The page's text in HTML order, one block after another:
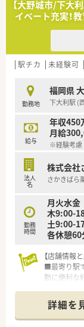
す。
■フォロー
高い対人
■地域に根
ーションを
【法人特徴
■福岡県を
安定した
す。
■全社員が
が常態化
■産休・育
利用して復
【求人情報に
■想定年収
経験やスキ
ベートの時
きます。
■最新の調
の対物業務
ます。
【大野城市/下大
イベート充実！
駅チカ 未経験可
勤務地
福岡県
下大利駅 (
給与
年収450
月給
※経験考慮
法人
名
株式会社
さかきば
勤務
時間
月火水
木9:00-
土9:00-
各休憩60
【店舗情報
■最寄り駅
勤に便利な
から150枚
■常勤薬剤
務を行って
詳細を